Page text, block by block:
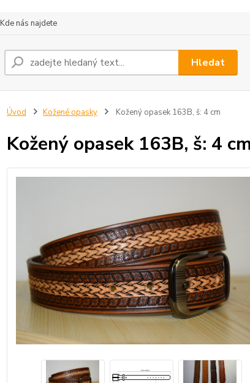
Kde nás najdete
Hledat
Úvod Kožené opasky Kožený opasek 163B, š: 4 cm
Kožený opasek 163B, š: 4